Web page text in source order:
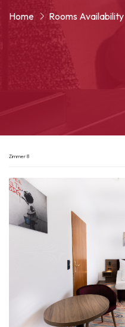
Home Rooms Availability
Zimmer 8